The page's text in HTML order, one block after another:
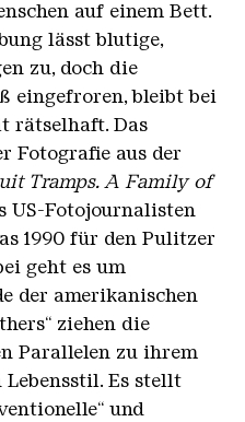
auf einem Bett.
lässt blutige,
zu, doch die
eingefroren, bleibt bei
rätselhaft. Das
Fotografie aus der
Tramps. A Family of
US-Fotojournalisten
1990 für den Pulitzer
geht es um
der amerikanischen
ziehen die
Parallelen zu ihrem
Lebensstil. Es stellt
und